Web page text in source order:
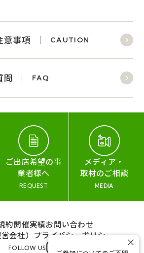
意事項 CAUTION
問 FAQ
ご出店希望の事
業者様へ
REQUEST
メディア・
取材のご相談
MEDIA
約開催実績お問い合わせ
会社） プライバシーポリシー
FOLLOW US ×